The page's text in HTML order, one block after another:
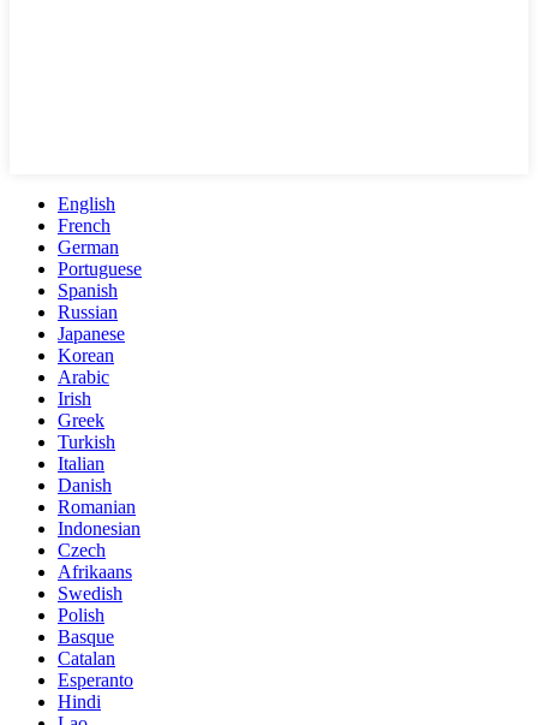
English
French
German
Portuguese
Spanish
Russian
Japanese
Korean
Arabic
Irish
Greek
Turkish
Italian
Danish
Romanian
Indonesian
Czech
Afrikaans
Swedish
Polish
Basque
Catalan
Esperanto
Hindi